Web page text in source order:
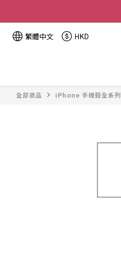
繁體中文 HKD
全部商品 iPhone 手機殼全系列